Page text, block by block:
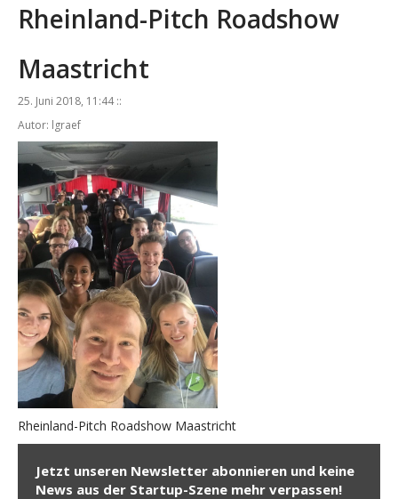
Rheinland-Pitch Roadshow
Maastricht
25. Juni 2018, 11:44 ::
Autor: lgraef
Rheinland-Pitch Roadshow Maastricht
Jetzt unseren Newsletter abonnieren und keine
News aus der Startup-Szene mehr verpassen!